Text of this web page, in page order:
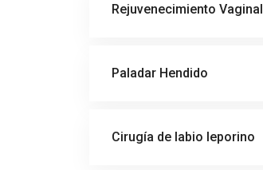
Rejuvenecimiento Vaginal
Paladar Hendido
Cirugía de labio leporino